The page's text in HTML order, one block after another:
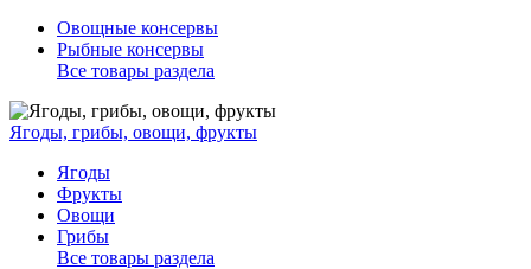
Овощные консервы
Рыбные консервы
Все товары раздела
Ягоды, грибы, овощи, фрукты
Ягоды
Фрукты
Овощи
Грибы
Все товары раздела